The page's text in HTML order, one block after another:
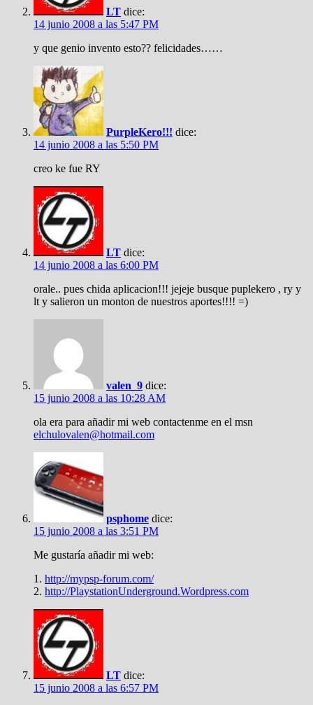
LT dice:
14 junio 2008 a las 5:47 PM
y que genio invento esto?? felicidades……
PurpleKero!!! dice:
14 junio 2008 a las 5:50 PM
creo ke fue RY
LT dice:
14 junio 2008 a las 6:00 PM
orale.. pues chida aplicacion!!! jejeje busque puplekero , ry y
lt y salieron un monton de nuestros aportes!!!! =)
valen_9 dice:
15 junio 2008 a las 10:28 AM
ola era para añadir mi web contactenme en el msn
elchulovalen@hotmail.com
psphome dice:
15 junio 2008 a las 3:51 PM
Me gustaría añadir mi web:
1. http://mypsp-forum.com/
2. http://PlaystationUnderground.Wordpress.com
LT dice:
15 junio 2008 a las 6:57 PM